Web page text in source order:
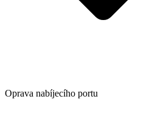
Oprava nabíjecího portu